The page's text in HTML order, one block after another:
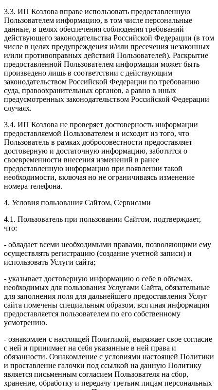
3.3. ИП Козлова вправе использовать предоставленную
Пользователем информацию, в том числе персональные
данные, в целях обеспечения соблюдения требований
действующего законодательства Российской Федерации (в том
числе в целях предупреждения и/или пресечения незаконных
и/или противоправных действий Пользователей). Раскрытие
предоставленной Пользователем информации может быть
произведено лишь в соответствии с действующим
законодательством Российской Федерации по требованию
суда, правоохранительных органов, а равно в иных
предусмотренных законодательством Российской Федерации
случаях.
3.4. ИП Козлова не проверяет достоверность информации
предоставляемой Пользователем и исходит из того, что
Пользователь в рамках добросовестности предоставляет
достоверную и достаточную информацию, заботится о
своевременности внесения изменений в ранее
предоставленную информацию при появлении такой
необходимости, включая но не ограничиваясь изменение
номера телефона.
4. Условия пользования Сайтом, Сервисами
4.1. Пользователь при пользовании Сайтом, подтверждает,
что:
- обладает всеми необходимыми правами, позволяющими ему
осуществлять регистрацию (создание учетной записи) и
использовать Услуги сайта;
- указывает достоверную информацию о себе в объемах,
необходимых для пользования Услугами Сайта, обязательные
для заполнения поля для дальнейшего предоставления Услуг
сайта помечены специальным образом, вся иная информация
предоставляется пользователем по его собственному
усмотрению.
- ознакомлен с настоящей Политикой, выражает свое согласие
с ней и принимает на себя указанные в ней права и
обязанности. Ознакомление с условиями настоящей Политики
и проставление галочки под ссылкой на данную Политику
является письменным согласием Пользователя на сбор,
хранение, обработку и передачу третьим лицам персональных